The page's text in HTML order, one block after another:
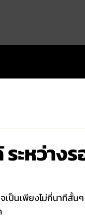
ะหว่าง
เป็นเพียงไม่กี่นาทีสั้